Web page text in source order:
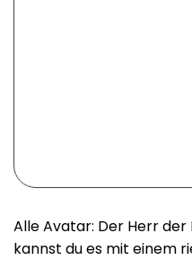
Alle Avatar: Der Herr
kannst du es mit einem